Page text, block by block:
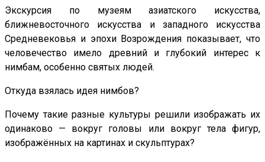
Экскурсия по музеям азиатского искусства,
ближневосточного искусства и западного искусства
Средневековья и эпохи Возрождения показывает, что
человечество имело древний и глубокий интерес к
нимбам, особенно святых людей.
Откуда взялась идея нимбов?
Почему такие разные культуры решили изображать их
одинаково — вокруг головы или вокруг тела фигур,
изображённых на картинах и скульптурах?